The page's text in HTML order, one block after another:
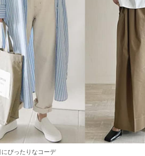
ぴったりなコーデ